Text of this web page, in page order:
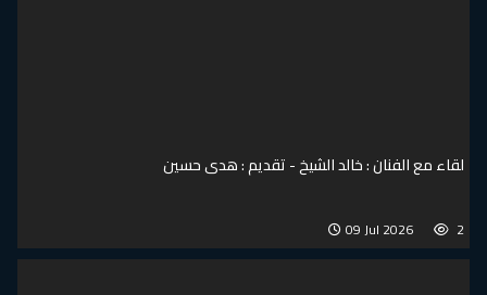
: خالد الشيخ - تقديم : هدى حسين
09